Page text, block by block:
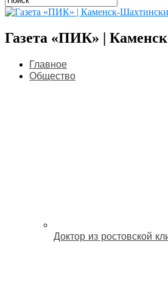
Газета «ПИК» |
Главное
Общество
Доктор из ростовской